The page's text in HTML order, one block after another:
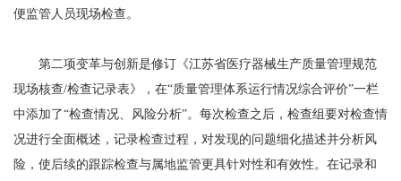
便监管人员现场检查。
第二项变革与创新是修订《江苏省医疗器械生产质量管理规范
现场核查/检查记录表》，在“质量管理体系运行情况综合评价”一栏
中添加了“检查情况、风险分析”。每次检查之后，检查组要对检查情
况进行全面概述，记录检查过程，对发现的问题细化描述并分析风
险，使后续的跟踪检查与属地监管更具针对性和有效性。在记录和